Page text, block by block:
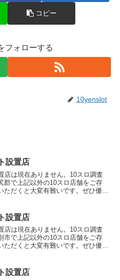
コピー
フォローする
10yenslot
設置店
店は現在ありません。10スロ調査
郡で上記以外の10スロ店舗をご存
だくと大変有難いです。ぜひ優良
設置店
店は現在ありません。10スロ調査
市で上記以外の10スロ店舗をご存
ただくと大変有難いです。ぜひ優良
設置店